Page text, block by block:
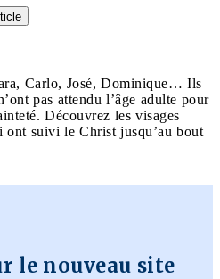
Carlo, José, Dominique… Ils
pas attendu l’âge adulte pour
Découvrez les visages
ont suivi le Christ jusqu’au bout
le nouveau site